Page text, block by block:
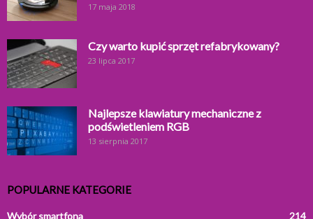
17 maja 2018
Czy warto kupić sprzęt refabrykowany?
23 lipca 2017
Najlepsze klawiatury mechaniczne z
podświetleniem RGB
13 sierpnia 2017
POPULARNE KATEGORIE
Wybór smartfona 214